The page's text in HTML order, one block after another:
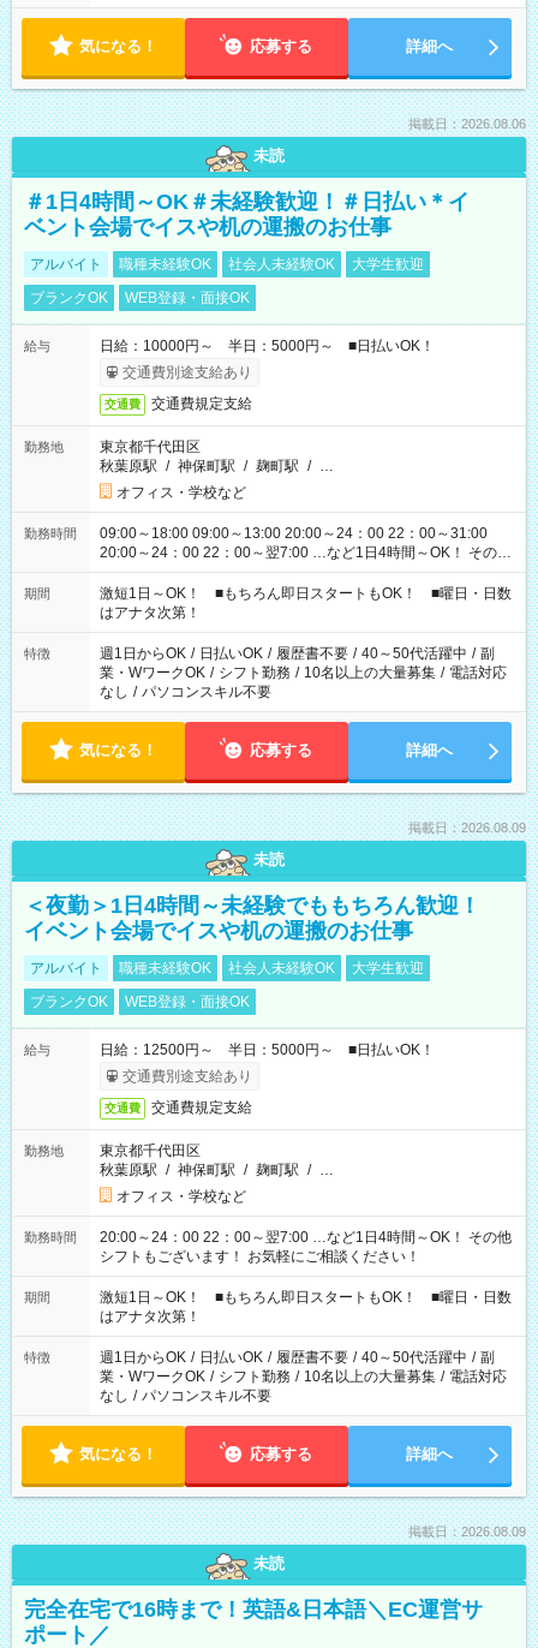
気になる！ 応募する 詳細へ
掲載日：2026.08.06
未読
＃1日4時間～OK＃未経験歓迎！＃日払い＊イ
ベント会場でイスや机の運搬のお仕事
アルバイト 職種未経験OK 社会人未経験OK
大学生歓迎
ブランクOK
WEB登録・面接OK
給与
日給：10000円～ 半日：5000円～ ■日払いOK！
交通費別途支給あり
交通費 交通費規定支給
勤務地
東京都千代田区
秋葉原駅 / 神保町駅 / 麹町駅 / …
オフィス・学校など
勤務時間
09:00～18:00 09:00～13:00 20:00～24：00 22：00～31:00
20:00～24：00 22：00～翌7:00 …など1日4時間～OK！ その他
シフトもございます！ お気軽にご相談ください！
期間
激短1日～OK！ ■もちろん即日スタートもOK！ ■曜日・日数
はアナタ次第！
特徴 週1日からOK / 日払いOK / 履歴書不要 / 40～50代活躍中 / 副
業・WワークOK / シフト勤務 / 10名以上の大量募集 / 電話対応
なし / パソコンスキル不要
気になる！ 応募する 詳細へ
掲載日：2026.08.09
未読
＜夜勤＞1日4時間～未経験でももちろん歓迎！
イベント会場でイスや机の運搬のお仕事
アルバイト 職種未経験OK 社会人未経験OK
大学生歓迎
ブランクOK
WEB登録・面接OK
給与
日給：12500円～ 半日：5000円～ ■日払いOK！
交通費別途支給あり
交通費 交通費規定支給
勤務地
東京都千代田区
秋葉原駅 / 神保町駅 / 麹町駅 / …
オフィス・学校など
勤務時間
20:00～24：00 22：00～翌7:00 …など1日4時間～OK！ その他
シフトもございます！ お気軽にご相談ください！
期間
激短1日～OK！ ■もちろん即日スタートもOK！ ■曜日・日数
はアナタ次第！
特徴 週1日からOK / 日払いOK / 履歴書不要 / 40～50代活躍中 / 副
業・WワークOK / シフト勤務 / 10名以上の大量募集 / 電話対応
なし / パソコンスキル不要
気になる！ 応募する 詳細へ
掲載日：2026.08.09
未読
完全在宅で16時まで！英語&日本語＼EC運営サ
ポート／